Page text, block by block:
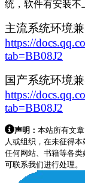
统，软件有安装不
主流系统环境兼
https://
tab=BB08J2
国产系统环境兼
https://
tab=BB08J2
声明： 本站所有文
人或组织，在未征得
任何网站、书籍等各类
可联系我们进行处理。